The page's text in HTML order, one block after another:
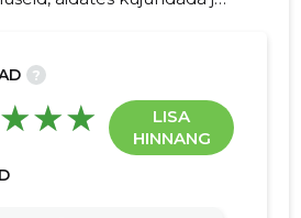
?
LISA
HINNANG